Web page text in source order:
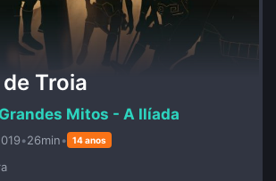
Troia
Grandes Mitos - A Ilíada
•26min• 14 anos